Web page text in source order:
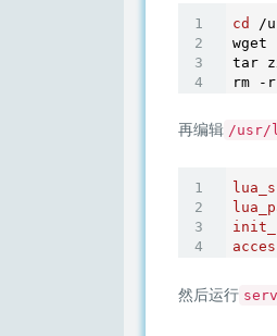
cd
/
wget
tar
再编辑 /usr/
然后运行